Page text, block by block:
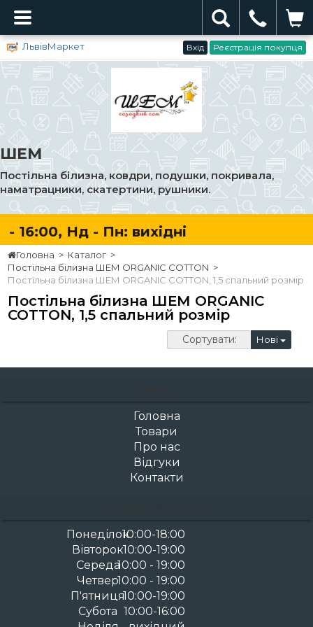
Вхід Реєстрація покупця
ЛьвівМаркет
ШЕМ
Постільна білизна, ковдри, подушки, покривала,
наматрацники, скатертини, рушники.
16:00, Нд - Пн: вихідні
Головна > Каталог >
Постільна білизна ШЕМ ORGANIC COTTON >
Постільна білизна ШЕМ ORGANIC COTTON, 1,5 спальний розмір
Постільна білизна ШЕМ ORGANIC
COTTON, 1,5 спальний розмір
Сортувати: Нові
Головна
Товари
Про нас
Відгуки
Контакти
Понеділок10:00-18:00
Вівторок10:00-19:00
Середа10:00 - 19:00
Четвер10:00 - 19:00
П'ятниця10:00-19:00
Субота 10:00-16:00